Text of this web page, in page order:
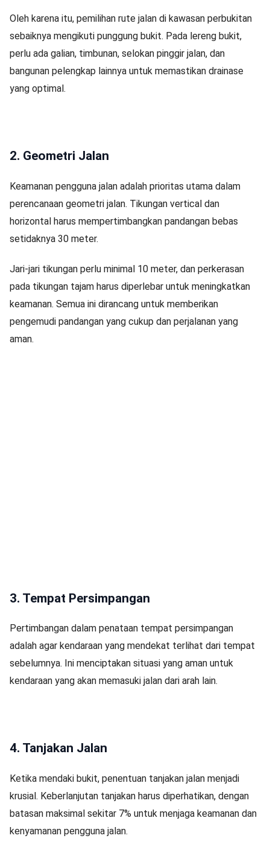
Oleh karena itu, pemilihan rute jalan di kawasan perbukitan
sebaiknya mengikuti punggung bukit. Pada lereng bukit,
perlu ada galian, timbunan, selokan pinggir jalan, dan
bangunan pelengkap lainnya untuk memastikan drainase
yang optimal.
2. Geometri Jalan
Keamanan pengguna jalan adalah prioritas utama dalam
perencanaan geometri jalan. Tikungan vertical dan
horizontal harus mempertimbangkan pandangan bebas
setidaknya 30 meter.
Jari-jari tikungan perlu minimal 10 meter, dan perkerasan
pada tikungan tajam harus diperlebar untuk meningkatkan
keamanan. Semua ini dirancang untuk memberikan
pengemudi pandangan yang cukup dan perjalanan yang
aman.
3. Tempat Persimpangan
Pertimbangan dalam penataan tempat persimpangan
adalah agar kendaraan yang mendekat terlihat dari tempat
sebelumnya. Ini menciptakan situasi yang aman untuk
kendaraan yang akan memasuki jalan dari arah lain.
4. Tanjakan Jalan
Ketika mendaki bukit, penentuan tanjakan jalan menjadi
krusial. Keberlanjutan tanjakan harus diperhatikan, dengan
batasan maksimal sekitar 7% untuk menjaga keamanan dan
kenyamanan pengguna jalan.